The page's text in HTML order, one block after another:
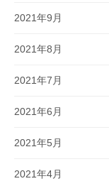
2021年9月
2021年8月
2021年7月
2021年6月
2021年5月
2021年4月